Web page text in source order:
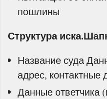
пошлины
Структура
Название суда
адрес, контактные
Данные ответчика